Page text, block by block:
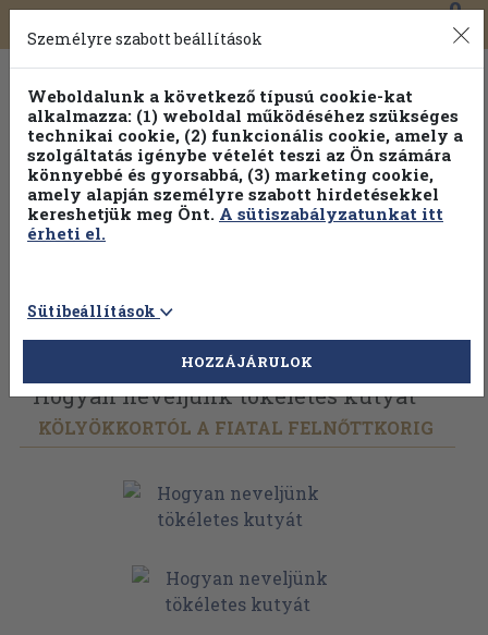
Toggle
navigation
0
Vissza az előző oldalra Válasszon példányt
Hogyan neveljünk tökéletes kutyát
KÖLYÖKKORTÓL A FIATAL FELNŐTTKORIG
Személyre szabott beállítások
Weboldalunk a következő típusú cookie-kat
alkalmazza: (1) weboldal működéséhez szükséges
technikai cookie, (2) funkcionális cookie, amely a
szolgáltatás igénybe vételét teszi az Ön számára
könnyebbé és gyorsabbá, (3) marketing cookie,
amely alapján személyre szabott hirdetésekkel
kereshetjük meg Önt. A sütiszabályzatunkat itt
érheti el.
Sütibeállítások
HOZZÁJÁRULOK